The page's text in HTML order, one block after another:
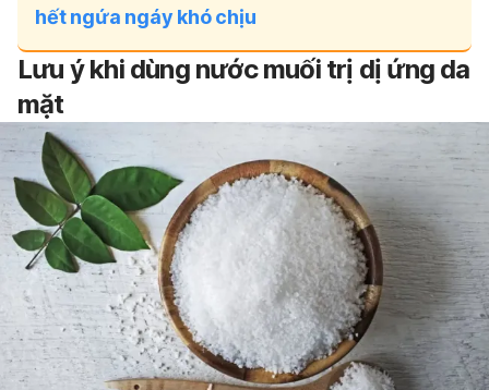
hết ngứa ngáy khó chịu
Lưu ý khi dùng nước muối trị dị ứng da
mặt